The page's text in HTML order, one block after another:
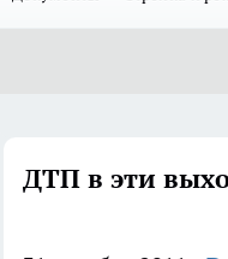
ДТП в эти